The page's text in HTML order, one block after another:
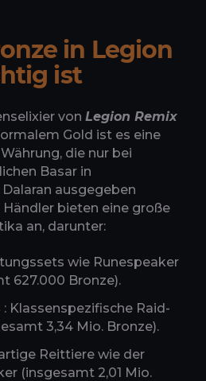
in Legion
ist
von Legion Remix
Gold ist es eine
die nur bei
Basar in
ausgegeben
bieten eine große
an, darunter:
wie Runespeaker
627.000 Bronze).
: Klassenspezifische Raid-
3,34 Mio. Bronze).
Reittiere wie der
(insgesamt 2,01 Mio.